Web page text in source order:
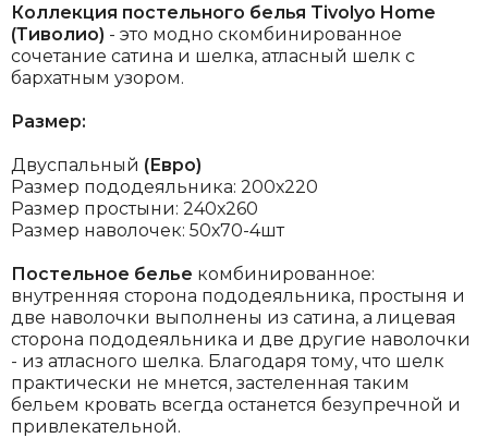
Коллекция постельного белья Tivolyo Home
(Тиволио) - это модно скомбинированное
сочетание сатина и шелка, атласный шелк с
бархатным узором.
Размер:
Двуспальный (Евро)
Размер пододеяльника: 200х220
Размер простыни: 240х260
Размер наволочек: 50х70-4шт
Постельное белье комбинированное:
внутренняя сторона пододеяльника, простыня и
две наволочки выполнены из сатина, а лицевая
сторона пододеяльника и две другие наволочки
- из атласного шелка. Благодаря тому, что шелк
практически не мнется, застеленная таким
бельем кровать всегда останется безупречной и
привлекательной.